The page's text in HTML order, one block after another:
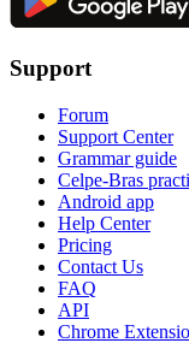
Support
Forum
Support Center
Grammar guide
Celpe-Bras
Android app
Help Center
Pricing
Contact Us
FAQ
API
Chrome